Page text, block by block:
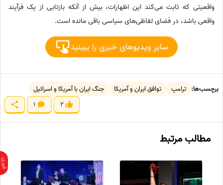
واقعیتی که ثابت می‌کند این اظهارات، بیش از آنکه بازتابی از یک فرآیند
واقعی باشد، در فضای لفاظی‌های سیاسی باقی مانده است.
سایر ویدیوهای خبری را ببینید
برچسب‌ها: ترامپ توافق ایران و آمریکا
جنگ ایران با آمریکا و اسرائیل
2
1
مطالب مرتبط